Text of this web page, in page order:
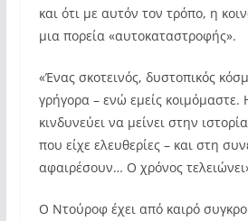
και ότι με αυτόν τον τρόπο, η
μια πορεία «αυτοκαταστροφής».
«Ένας σκοτεινός, δυστοπικός
γρήγορα – ενώ εμείς κοιμόμαστε.
κινδυνεύει να μείνει στην
που είχε ελευθερίες – και στη
αφαιρέσουν… Ο χρόνος
Ο Ντούροφ έχει από καιρό